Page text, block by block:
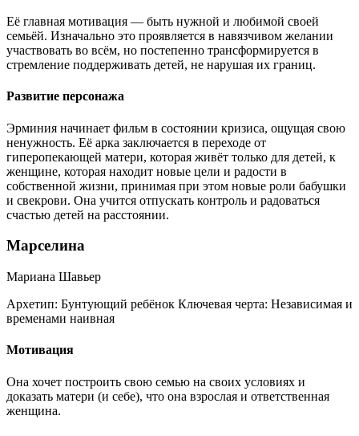
Её главная мотивация — быть нужной и любимой своей
семьёй. Изначально это проявляется в навязчивом желании
участвовать во всём, но постепенно трансформируется в
стремление поддерживать детей, не нарушая их границ.
Развитие персонажа
Эрминия начинает фильм в состоянии кризиса, ощущая свою
ненужность. Её арка заключается в переходе от
гиперопекающей матери, которая живёт только для детей, к
женщине, которая находит новые цели и радости в
собственной жизни, принимая при этом новые роли бабушки
и свекрови. Она учится отпускать контроль и радоваться
счастью детей на расстоянии.
Марселина
Мариана Шавьер
Архетип: Бунтующий ребёнок Ключевая черта: Независимая и
временами наивная
Мотивация
Она хочет построить свою семью на своих условиях и
доказать матери (и себе), что она взрослая и ответственная
женщина.